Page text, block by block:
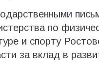
по
и спорту
за вклад в